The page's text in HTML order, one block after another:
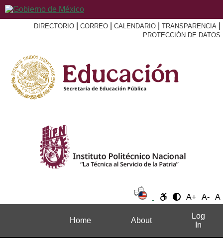
DIRECTORIO CORREO CALENDARIO TRANSPARENCIA
PROTECCIÓN DE DATOS
A+ A- A
Home About
Log
In